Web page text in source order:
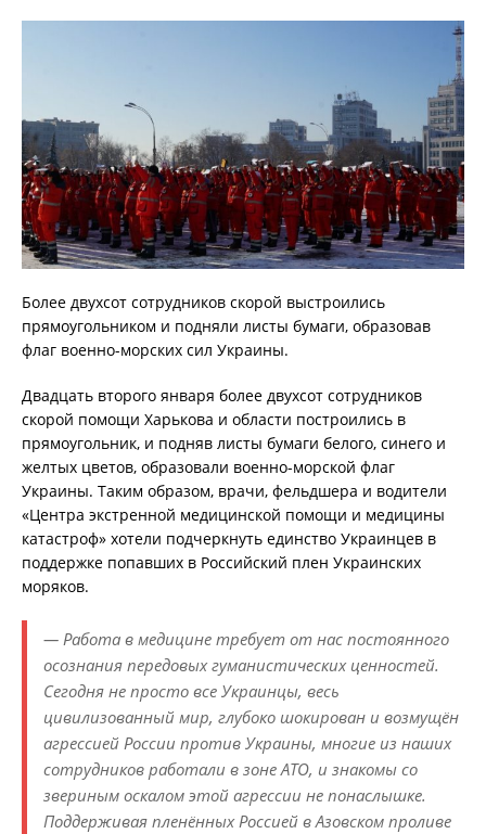
Более двухсот сотрудников скорой выстроились
прямоугольником и подняли листы бумаги, образовав
флаг военно-морских сил Украины.
Двадцать второго января более двухсот сотрудников
скорой помощи Харькова и области построились в
прямоугольник, и подняв листы бумаги белого, синего и
желтых цветов, образовали военно-морской флаг
Украины. Таким образом, врачи, фельдшера и водители
«Центра экстренной медицинской помощи и медицины
катастроф» хотели подчеркнуть единство Украинцев в
поддержке попавших в Российский плен Украинских
моряков.
— Работа в медицине требует от нас постоянного
осознания передовых гуманистических ценностей.
Сегодня не просто все Украинцы, весь
цивилизованный мир, глубоко шокирован и возмущён
агрессией России против Украины, многие из наших
сотрудников работали в зоне АТО, и знакомы со
звериным оскалом этой агрессии не понаслышке.
Поддерживая пленённых Россией в Азовском проливе